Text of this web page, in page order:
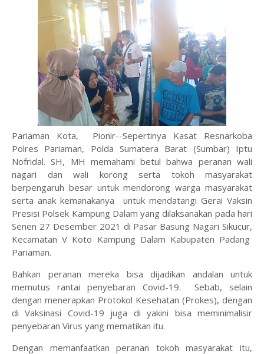
Pariaman Kota, Pionir--Sepertinya Kasat Resnarkoba
Polres Pariaman, Polda Sumatera Barat (Sumbar) Iptu
Nofridal. SH, MH memahami betul bahwa peranan wali
nagari dan wali korong serta tokoh masyarakat
berpengaruh besar untuk mendorong warga masyarakat
serta anak kemanakanya untuk mendatangi Gerai Vaksin
Presisi Polsek Kampung Dalam yang dilaksanakan pada hari
Senen 27 Desember 2021 di Pasar Basung Nagari Sikucur,
Kecamatan V Koto Kampung Dalam Kabupaten Padang
Pariaman.
Bahkan peranan mereka bisa dijadikan andalan untuk
memutus rantai penyebaran Covid-19. Sebab, selain
dengan menerapkan Protokol Kesehatan (Prokes), dengan
di Vaksinasi Covid-19 juga di yakini bisa meminimalisir
penyebaran Virus yang mematikan itu.
Dengan memanfaatkan peranan tokoh masyarakat itu,